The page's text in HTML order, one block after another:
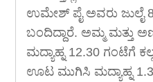
ಉಮೇಶ್ ಪೈ ಅವರು ಜುಲೈ 8
ಬಂದಿದ್ದಾರೆ. ಅಮ್ಮ ಮತ್ತು
ಮದ್ಯಾಹ್ನ 12.30 ಗಂಟೆಗೆ
ಊಟ ಮುಗಿಸಿ ಮದ್ಯಾಹ್ನ